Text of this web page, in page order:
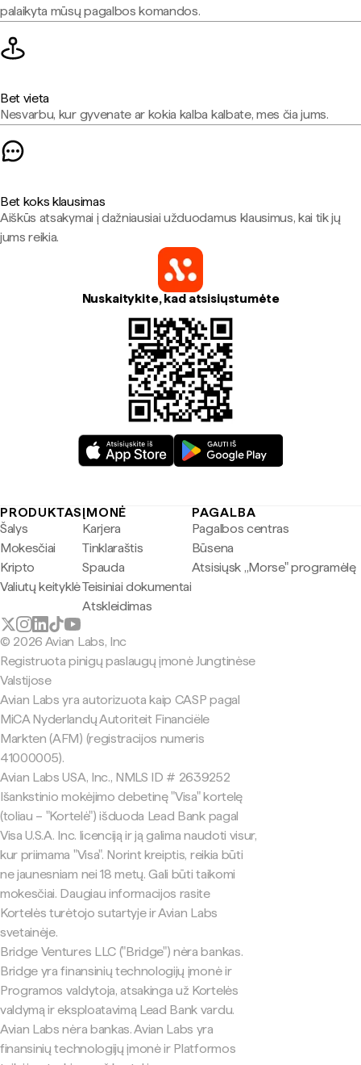
palaikyta mūsų pagalbos komandos.
Bet vieta
Nesvarbu, kur gyvenate ar kokia kalba kalbate, mes čia jums.
Bet koks klausimas
Aiškūs atsakymai į dažniausiai užduodamus klausimus, kai tik jų
jums reikia.
Nuskaitykite, kad atsisiųstumėte
PRODUKTAS
Šalys
Mokesčiai
Kripto
Valiutų keityklė
ĮMONĖ
Karjera
Tinklaraštis
Spauda
Teisiniai dokumentai
Atskleidimas
PAGALBA
Pagalbos centras
Būsena
Atsisiųsk „Morse" programėlę
© 2026 Avian Labs, Inc
Registruota pinigų paslaugų įmonė Jungtinėse
Valstijose
Avian Labs yra autorizuota kaip CASP pagal
MiCA Nyderlandų Autoriteit Financiële
Markten (AFM) (registracijos numeris
41000005).
Avian Labs USA, Inc., NMLS ID # 2639252
Išankstinio mokėjimo debetinę "Visa" kortelę
(toliau – "Kortelė") išduoda Lead Bank pagal
Visa U.S.A. Inc. licenciją ir ją galima naudoti visur,
kur priimama "Visa". Norint kreiptis, reikia būti
ne jaunesniam nei 18 metų. Gali būti taikomi
mokesčiai. Daugiau informacijos rasite
Kortelės turėtojo sutartyje ir Avian Labs
svetainėje.
Bridge Ventures LLC ("Bridge") nėra bankas.
Bridge yra finansinių technologijų įmonė ir
Programos valdytoja, atsakinga už Kortelės
valdymą ir eksploatavimą Lead Bank vardu.
Avian Labs nėra bankas. Avian Labs yra
finansinių technologijų įmonė ir Platformos